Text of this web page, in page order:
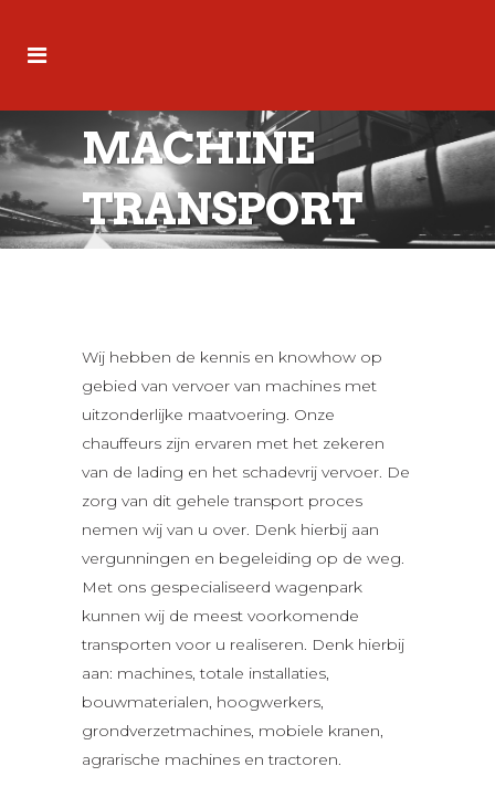
MACHINE
TRANSPORT
Wij hebben de kennis en knowhow op
gebied van vervoer van machines met
uitzonderlijke maatvoering. Onze
chauffeurs zijn ervaren met het zekeren
van de lading en het schadevrij vervoer. De
zorg van dit gehele transport proces
nemen wij van u over. Denk hierbij aan
vergunningen en begeleiding op de weg.
Met ons gespecialiseerd wagenpark
kunnen wij de meest voorkomende
transporten voor u realiseren. Denk hierbij
aan: machines, totale installaties,
bouwmaterialen, hoogwerkers,
grondverzetmachines, mobiele kranen,
agrarische machines en tractoren.